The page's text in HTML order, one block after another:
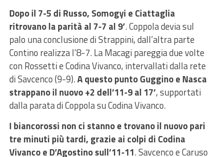
Dopo il 7-5 di Russo, Somogyi e Ciattaglia
ritrovano la parità al 7-7 al 9’. Coppola devia sul
palo una conclusione di Strappini, dall’altra parte
Contino realizza l’8-7. La Macagi pareggia due volte
con Rossetti e Codina Vivanco, intervallati dalla rete
di Savcenco (9-9).A questo punto Guggino e Nasca
strappano il nuovo +2 dell’11-9 al 17’, supportati
dalla parata di Coppola su Codina Vivanco.
I biancorossi non ci stanno e trovano il nuovo pari
tre minuti più tardi, grazie ai colpi di Codina
Vivanco e D’Agostino sull’11-11. Savcenco e Caruso